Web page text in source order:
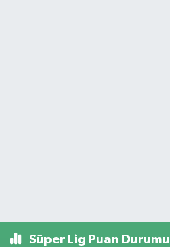
Süper Lig Puan Durumu